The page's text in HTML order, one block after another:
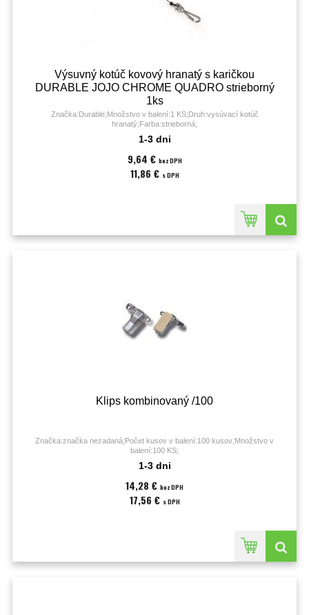
Výsuvný kotúč kovový hranatý s karičkou
DURABLE JOJO CHROME QUADRO strieborný
1ks
Značka:Durable;Množstvo v balení:1 KS;Druh:vysúvací kotúč
hranatý;Farba:strieborná;
1-3 dni
9,64 € bez DPH
11,86 € s DPH
Klips kombinovaný /100
Značka:značka nezadaná;Počet kusov v balení:100 kusov;Množstvo v
balení:100 KS;
1-3 dni
14,28 € bez DPH
17,56 € s DPH